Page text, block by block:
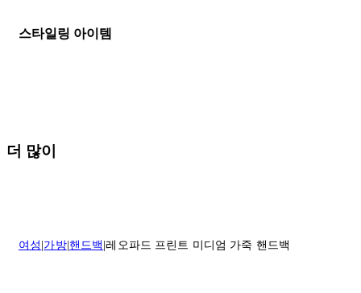
세일 기간에는 배송이 다소 지연될 수 있습니다. 궁금하신 점이 있거
나 도움이 필요하신 경우 고객센터로 문의해 주세요.
스타일링 아이템
더 많이
여성 가방 핸드백 레오파드 프린트 미디엄 가죽 핸드백